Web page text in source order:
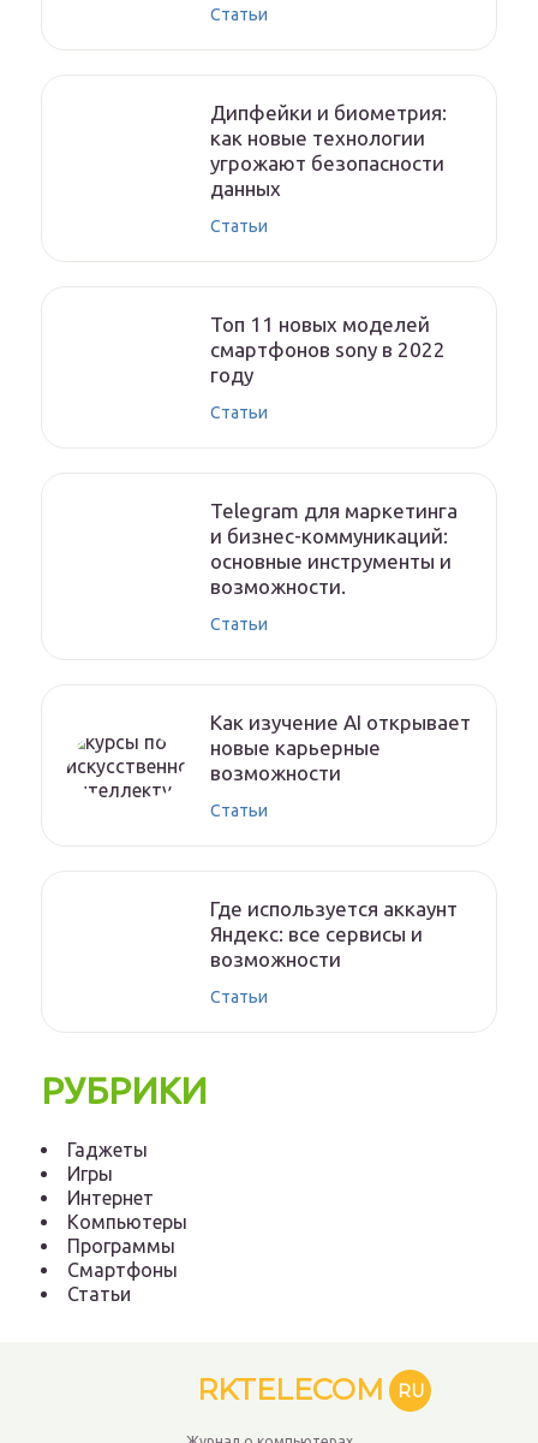
Статьи
Дипфейки и биометрия:
как новые технологии
угрожают безопасности
данных
Статьи
Топ 11 новых моделей
смартфонов sony в 2022
году
Статьи
Telegram для маркетинга
и бизнес-коммуникаций:
основные инструменты и
возможности.
Статьи
Как изучение AI открывает
новые карьерные
возможности
Статьи
Где используется аккаунт
Яндекс: все сервисы и
возможности
Статьи
РУБРИКИ
Гаджеты
Игры
Интернет
Компьютеры
Программы
Смартфоны
Статьи
RKTELECOM RU